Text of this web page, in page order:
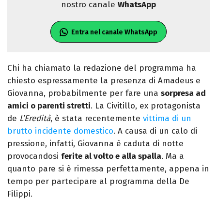
nostro canale WhatsApp
Entra nel canale WhatsApp
Chi ha chiamato la redazione del programma ha
chiesto espressamente la presenza di Amadeus e
Giovanna, probabilmente per fare una sorpresa ad
amici o parenti stretti. La Civitillo, ex protagonista
de L’Eredità, è stata recentemente vittima di un
brutto incidente domestico. A causa di un calo di
pressione, infatti, Giovanna è caduta di notte
provocandosi ferite al volto e alla spalla. Ma a
quanto pare si è rimessa perfettamente, appena in
tempo per partecipare al programma della De
Filippi.